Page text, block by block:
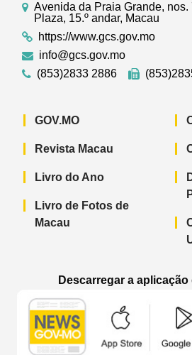
Avenida da Praia Grande,
Plaza, 15.º andar, Macau
https://www.gcs.gov.mo
info@gcs.gov.mo
(853)2833 2886
GOV.MO
Revista Macau
Livro do Ano
Livro de Fotos de
Macau
Descarregar a aplicação